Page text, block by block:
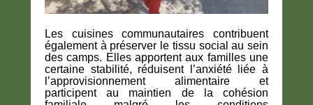
Les cuisines communautaires contribuent
également à préserver le tissu social au sein
des camps. Elles apportent aux familles une
certaine stabilité, réduisent l’anxiété liée à
l’approvisionnement alimentaire et
participent au maintien de la cohésion